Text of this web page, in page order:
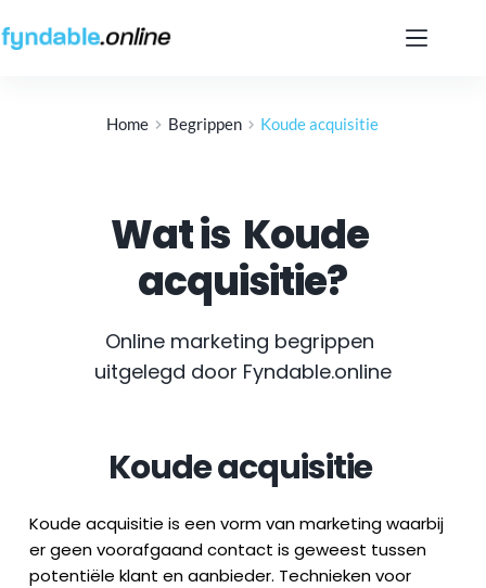
naar
de
Home Begrippen Koude acquisitie
Wat is Koude
acquisitie?
Online marketing begrippen
uitgelegd door Fyndable.online
Koude acquisitie
Koude acquisitie is een vorm van marketing waarbij
er geen voorafgaand contact is geweest tussen
potentiële klant en aanbieder. Technieken voor